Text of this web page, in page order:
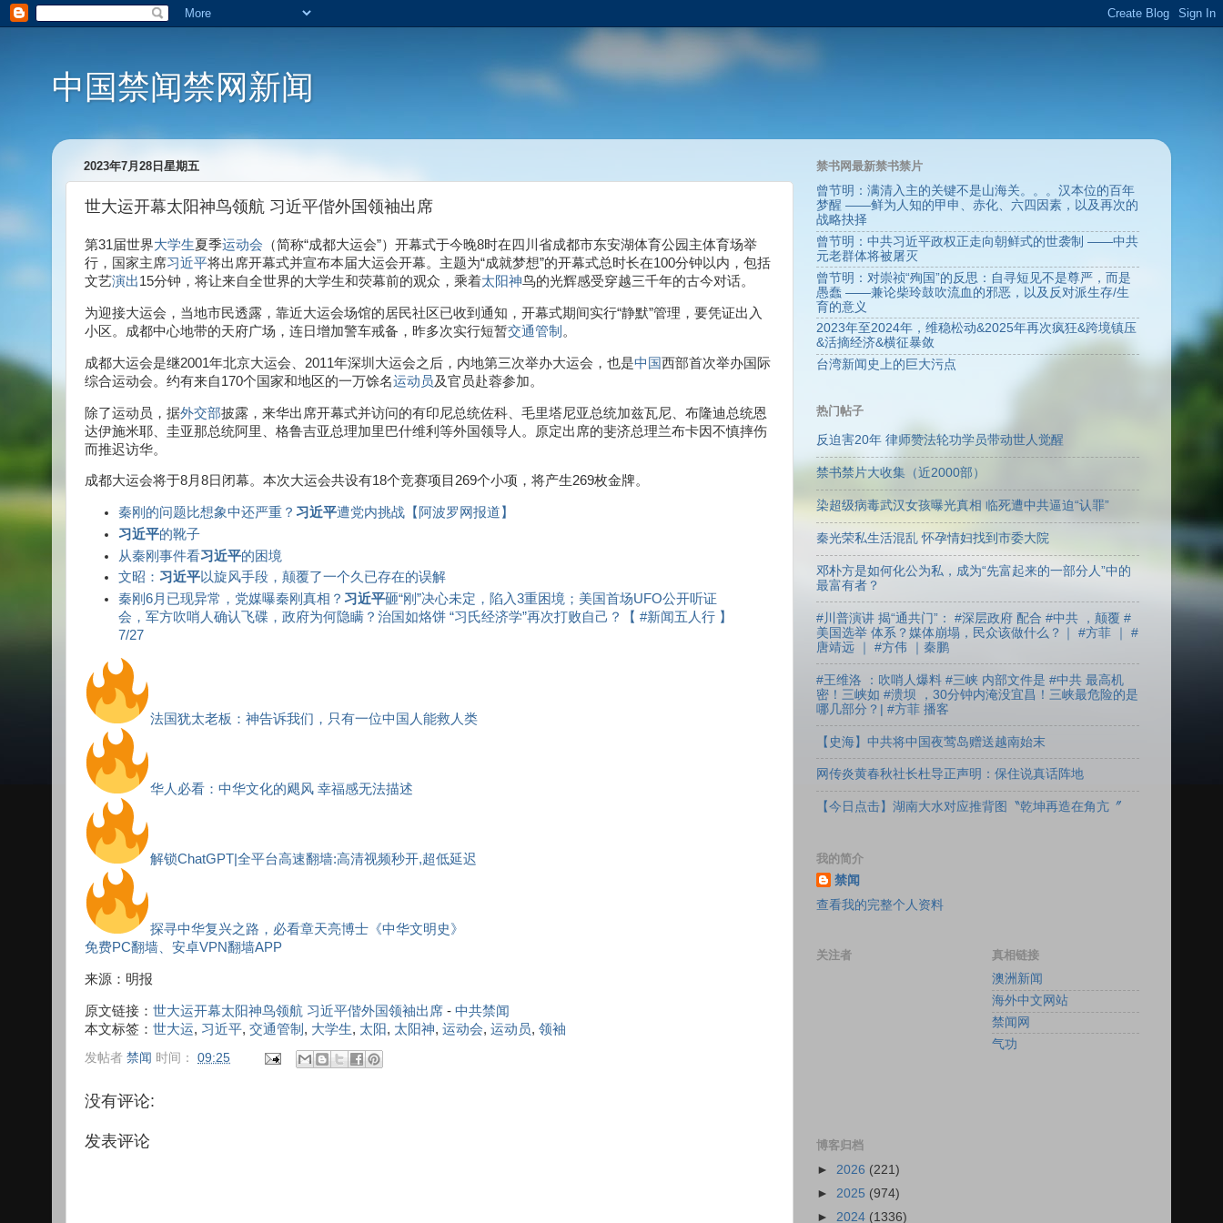
中国禁闻禁网新闻
2023年7月28日星期五
世大运开幕太阳神鸟领航 习近平偕外国领袖出席
第31届世界大学生夏季运动会 （简称“成都大运会”）开幕式于今晚8时在四川省成都市东安湖体育公园主体育场举
行，国家主席习近平将出席开幕式并宣布本届大运会开幕。主题为“成就梦想”的开幕式总时长在100分钟以内，包括
文艺演出15分钟，将让来自全世界的大学生和荧幕前的观众，乘着太阳神鸟的光辉感受穿越三千年的古今对话。
为迎接大运会，当地市民透露，靠近大运会场馆的居民社区已收到通知，开幕式期间实行“静默”管理，要凭证出入
小区。成都中心地带的天府广场，连日增加警车戒备，昨多次实行短暂交通管制 。
成都大运会是继2001年北京大运会、2011年深圳大运会之后，内地第三次举办大运会，也是中国西部首次举办国际
综合运动会。约有来自170个国家和地区的一万馀名运动员及官员赴蓉参加。
除了运动员，据外交部披露，来华出席开幕式并访问的有印尼总统佐科、毛里塔尼亚总统加兹瓦尼、布隆迪总统恩
达伊施米耶、圭亚那总统阿里、格鲁吉亚总理加里巴什维利等外国领导人。原定出席的斐济总理兰布卡因不慎摔伤
而推迟访华。
成都大运会将于8月8日闭幕。本次大运会共设有18个竞赛项目269个小项，将产生269枚金牌。
秦刚的问题比想象中还严重？习近平遭党内挑战【阿波罗网报道】
习近平的靴子
从秦刚事件看习近平的困境
文昭：习近平以旋风手段，颠覆了一个久已存在的误解
秦刚6月已现异常，党媒曝秦刚真相？习近平砸“刚”决心未定，陷入3重困境；美国首场UFO公开听证
会，军方吹哨人确认飞碟，政府为何隐瞒？治国如烙饼 “习氏经济学”再次打败自己？【 #新闻五人行 】
7/27
法国犹太老板：神告诉我们，只有一位中国人能救人类
华人必看：中华文化的飓风 幸福感无法描述
解锁ChatGPT|全平台高速翻墙:高清视频秒开,超低延迟
探寻中华复兴之路，必看章天亮博士《中华文明史》
免费PC翻墙、安卓VPN翻墙APP
来源：明报
原文链接： 世大运开幕太阳神鸟领航 习近平偕外国领袖出席 - 中共禁闻
本文标签： 世大运, 习近平, 交通管制 , 大学生, 太阳, 太阳神, 运动会, 运动员, 领袖
发帖者 禁闻 时间： 09:25
没有评论:
发表评论
禁书网最新禁书禁片
曾节明：满清入主的关键不是山海关。。。汉本位的百年
梦醒 ——鲜为人知的甲申、赤化、六四因素，以及再次的
战略抉择
曾节明：中共习近平政权正走向朝鲜式的世袭制 ——中共
元老群体将被屠灭
曾节明：对崇祯“殉国”的反思：自寻短见不是尊严，而是
愚蠢 ——兼论柴玲鼓吹流血的邪恶，以及反对派生存/生
育的意义
2023年至2024年，维稳松动&2025年再次疯狂&跨境镇压
&活摘经济&横征暴敛
台湾新闻史上的巨大污点
热门帖子
反迫害20年 律师赞法轮功学员带动世人觉醒
禁书禁片大收集（近2000部）
染超级病毒武汉女孩曝光真相 临死遭中共逼迫“认罪”
秦光荣私生活混乱 怀孕情妇找到市委大院
邓朴方是如何化公为私，成为“先富起来的一部分人”中的
最富有者？
#川普演讲 揭“通共门”： #深层政府 配合 #中共 ，颠覆 #
美国选举 体系？媒体崩塌，民众该做什么？｜ #方菲 ｜ #
唐靖远 ｜ #方伟 ｜秦鹏
#王维洛 ：吹哨人爆料 #三峡 内部文件是 #中共 最高机
密！三峡如 #溃坝 ，30分钟内淹没宜昌！三峡最危险的是
哪几部分？| #方菲 播客
【史海】中共将中国夜莺岛赠送越南始末
网传炎黄春秋社长杜导正声明：保住说真话阵地
【今日点击】湖南大水对应推背图〝乾坤再造在角亢〞
我的简介
禁闻
查看我的完整个人资料
关注者
真相链接
澳洲新闻
海外中文网站
禁闻网
气功
博客归档
► 2026 (221)
► 2025 (974)
► 2024 (1336)